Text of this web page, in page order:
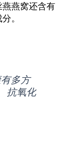
燕窝还含有
。
多方
抗氧化